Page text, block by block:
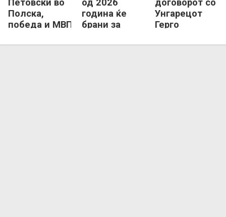
Петовски во
Полска,
победа и МВП
македонскиот
од 2026
година ќе
брани за
гигант
договорот со
Унгарецот
Герго